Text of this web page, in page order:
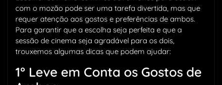
com o mozão pode ser uma tarefa divertida, mas que
requer atenção aos gostos e preferências de ambos.
Para garantir que a escolha seja perfeita e que a
sessão de cinema seja agradável para os dois,
trouxemos algumas dicas que podem ajudar:
1° Leve em Conta os Gostos de